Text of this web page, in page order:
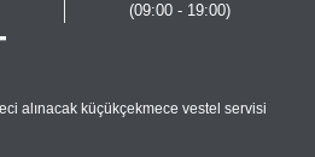
(09:00 - 19:00)
alınacak küçükçekmece vestel servisi